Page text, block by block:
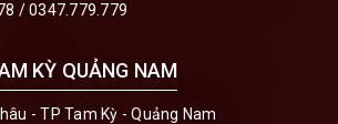
/0347.779.779
KỲ QUẢNG NAM
- TP Tam Kỳ - Quảng Nam